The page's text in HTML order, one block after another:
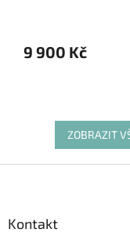
9 900 Kč
ZOBRAZIT
Kontakt